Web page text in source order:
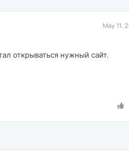
May 11,
открываться нужный сайт.